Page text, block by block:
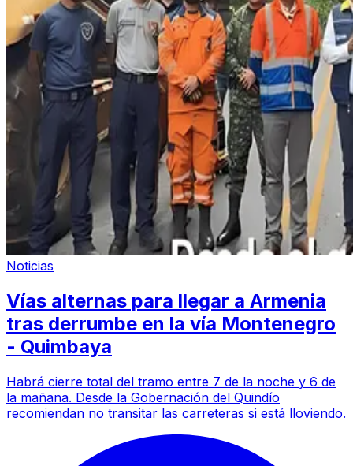
Noticias
Vías alternas para llegar a Armenia
tras derrumbe en la vía Montenegro
- Quimbaya
Habrá cierre total del tramo entre 7 de la noche y 6 de
la mañana. Desde la Gobernación del Quindío
recomiendan no transitar las carreteras si está lloviendo.